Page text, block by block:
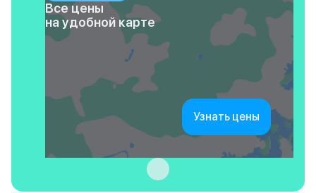
Все цены
на удобной карте
Узнать цены